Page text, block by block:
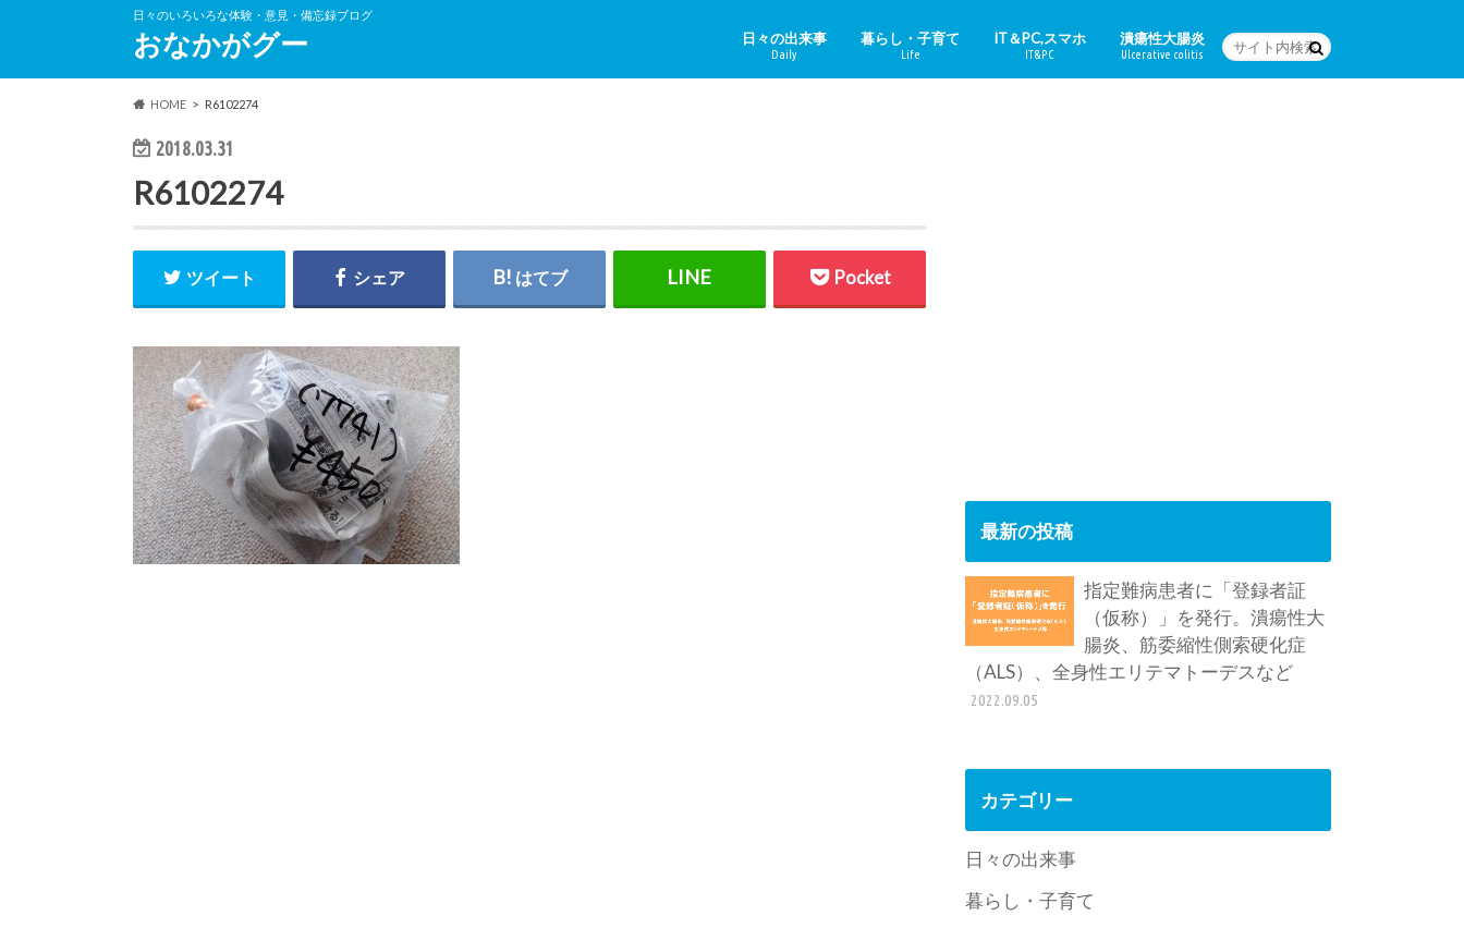
日々のいろいろな体験・意見・備忘録ブログ
おなかがグー 日々の出来事
Daily
暮らし・子育て
Life
IT＆PC,スマホ
IT&PC
潰瘍性大腸炎
Ulcerative colitis
HOME R6102274
2018.03.31
R6102274
ツイート シェア はてブ Pocket
最新の投稿
指定難病患者に「登録者証
（仮称）」を発行。潰瘍性大
腸炎、筋委縮性側索硬化症
（ALS）、全身性エリテマトーデスなど
2022.09.05
カテゴリー
日々の出来事
暮らし・子育て